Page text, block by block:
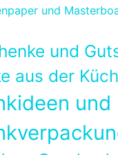
und
und
aus der
und